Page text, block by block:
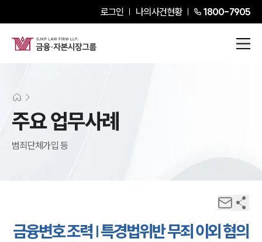
로그인 나의사건현황 1800-7905
주요 업무사례
범죄단체가입 등
금융변호 조력 | 특경법위반 무죄 이외 혐의